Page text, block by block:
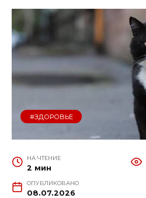
#ЗДОРОВЬЕ
НА ЧТЕНИЕ
2 мин
ОПУБЛИКОВАНО
08.07.2026